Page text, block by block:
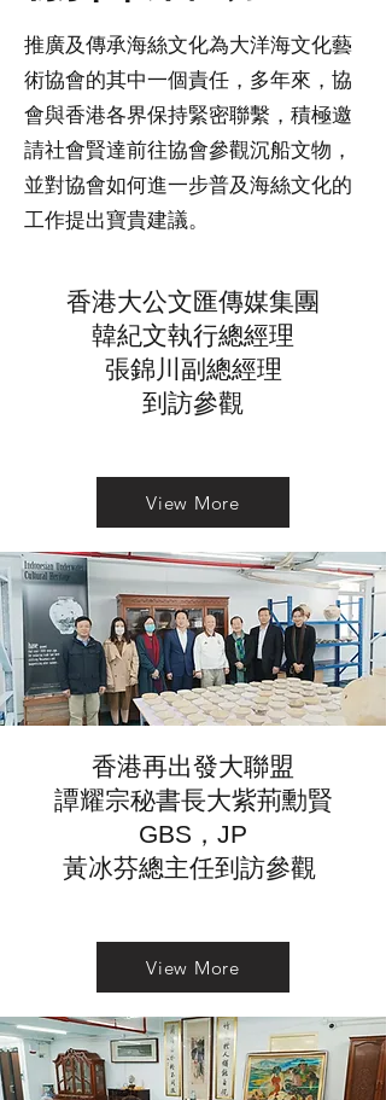
推廣及傳承海絲文化為大洋海文化藝
術協會的其中一個責任，多年來，協
會與香港各界保持緊密聯繫，積極邀
請社會賢達前往協會參觀沉船文物，
並對協會如何進一步普及海絲文化的
工作提出寶貴建議。
香港大公文匯傳媒集團
韓紀文執行總經理
張錦川副總經理​
到訪參觀
View More
香港再出發大聯盟
譚耀宗秘書長大紫荊勳賢
GBS，JP
黃冰芬總主任到訪參觀
View More